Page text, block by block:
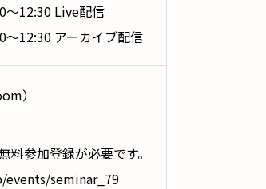
〜12:30 Live配信
〜12:30 アーカイブ配信
）
参加登録が必要です。
seminar_79